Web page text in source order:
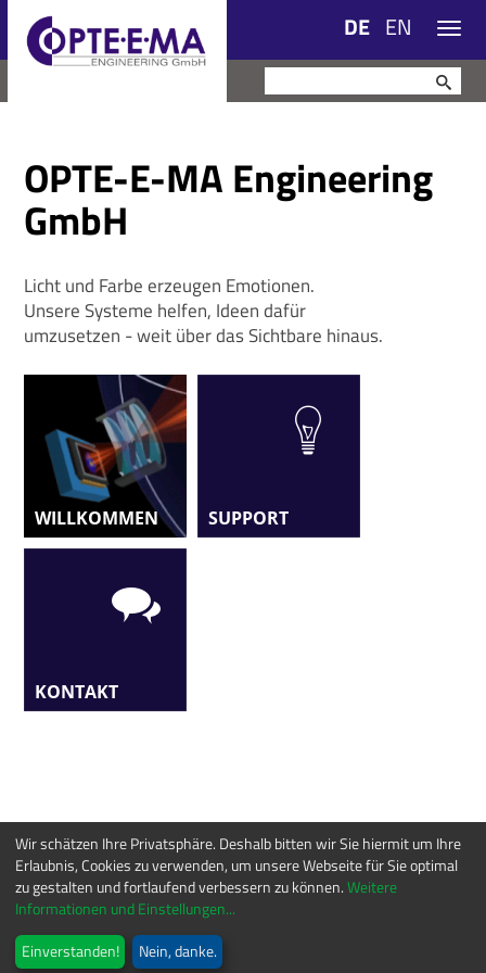
EN
DE
OPTE-E-MA Engineering
GmbH
Licht und Farbe erzeugen Emotionen.
Unsere Systeme helfen, Ideen dafür
umzusetzen - weit über das Sichtbare hinaus.
WILLKOMMEN SUPPORT
KONTAKT
© OPTE-E-MA Engineering GmbH - Am Veronikaberg 2 – D 98693
Wir schätzen Ihre Privatsphäre. Deshalb bitten wir Sie hiermit um Ihre
Erlaubnis, Cookies zu verwenden, um unsere Webseite für Sie optimal
zu gestalten und fortlaufend verbessern zu können.Weitere
Informationen und Einstellungen...
Einverstanden!
Nein, danke.